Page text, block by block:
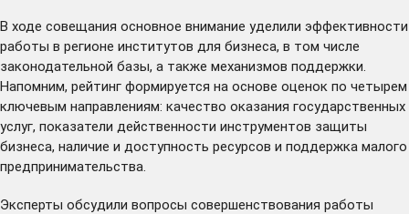
В ходе совещания основное внимание уделили эффективности
работы в регионе институтов для бизнеса, в том числе
законодательной базы, а также механизмов поддержки.
Напомним, рейтинг формируется на основе оценок по четырем
ключевым направлениям: качество оказания государственных
услуг, показатели действенности инструментов защиты
бизнеса, наличие и доступность ресурсов и поддержка малого
предпринимательства.
Эксперты обсудили вопросы совершенствования работы